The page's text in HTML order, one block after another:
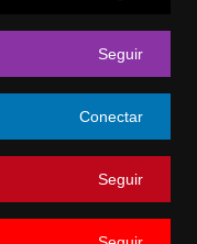
Seguir
Conectar
Seguir